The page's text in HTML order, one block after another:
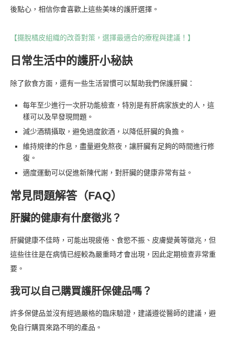
後點心，相信你會喜歡上這些美味的護肝選擇。
【擺脫橘皮組織的改善對策，選擇最適合的療程與建議！】
日常生活中的護肝小秘訣
除了飲食方面，還有一些生活習慣可以幫助我們保護肝臟：
每年至少進行一次肝功能檢查，特別是有肝病家族史的人，這
樣可以及早發現問題。
減少酒精攝取，避免過度飲酒，以降低肝臟的負擔。
維持規律的作息，盡量避免熬夜，讓肝臟有足夠的時間進行修
復。
適度運動可以促進新陳代謝，對肝臟的健康非常有益。
常見問題解答（FAQ）
肝臟的健康有什麼徵兆？
肝臟健康不佳時，可能出現疲倦、食慾不振、皮膚變黃等徵兆，但
這些往往是在病情已經較為嚴重時才會出現，因此定期檢查非常重
要。
我可以自己購買護肝保健品嗎？
許多保健品並沒有經過嚴格的臨床驗證，建議遵從醫師的建議，避
免自行購買來路不明的產品。